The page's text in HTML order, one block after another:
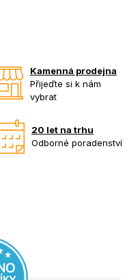
Kamenná prodejna
Přijeďte si k nám
vybrat
20 let na trhu
Odborné poradenství